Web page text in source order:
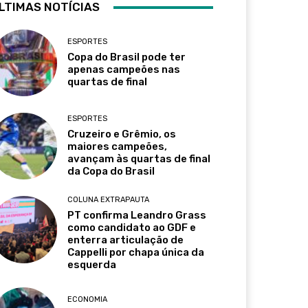
NOTÍCIAS
ESPORTES
Copa do Brasil pode ter
apenas campeões nas
quartas de final
ESPORTES
Cruzeiro e Grêmio, os
maiores campeões,
avançam às quartas de final
da Copa do Brasil
COLUNA EXTRAPAUTA
PT confirma Leandro Grass
como candidato ao GDF e
enterra articulação de
Cappelli por chapa única da
esquerda
ECONOMIA